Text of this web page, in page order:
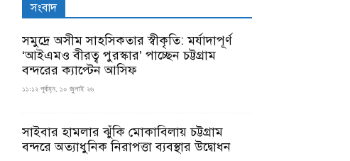
সংবাদ
সমুদ্রে অসীম সাহসিকতার স্বীকৃতি: মর্যাদাপূর্ণ
‘আইএমও বীরত্ব পুরস্কার’ পাচ্ছেন চট্টগ্রাম
বন্দরের ক্যাপ্টেন আসিফ
১১:১২ পূর্বাহ্ন, ১০ জুলাই ২৬
সাইবার হামলার ঝুঁকি মোকাবিলায় চট্টগ্রাম
বন্দরে অত্যাধুনিক নিরাপত্তা ব্যবস্থার উদ্বোধন